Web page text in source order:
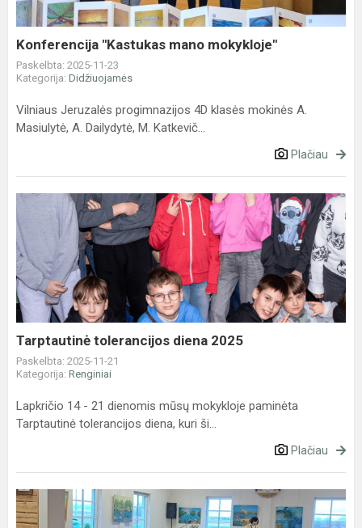
Konferencija "Kastukas mano mokykloje"
Paskelbta: 2025-11-23
Kategorija: Didžiuojamės
Vilniaus Jeruzalės progimnazijos 4D klasės mokinės A.
Masiulytė, A. Dailydytė, M. Katkevič...
Plačiau
Tarptautinė
tolerancijos
diena
2025
Tarptautinė tolerancijos diena 2025
Paskelbta: 2025-11-21
Kategorija: Renginiai
Lapkričio 14 - 21 dienomis mūsų mokykloje paminėta
Tarptautinė tolerancijos diena, kuri ši...
Plačiau
2-
8